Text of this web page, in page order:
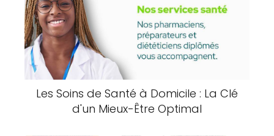
Les Soins de Santé à Domicile : La Clé
d'un Mieux-Être Optimal